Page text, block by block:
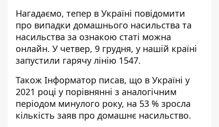
Нагадаємо, тепер в Україні повідомити
про випадки домашнього насильства та
насильства за ознакою статі можна
онлайн. У четвер, 9 грудня, у нашій країні
запустили гарячу лінію 1547.
Також Інформатор писав, що в Україні у
2021 році у порівнянні з аналогічним
періодом минулого року, на 53 % зросла
кількість заяв про домашнє насильство.